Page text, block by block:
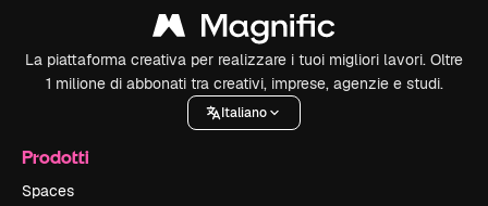
La piattaforma creativa per realizzare i tuoi migliori lavori. Oltre
1 milione di abbonati tra creativi, imprese, agenzie e studi.
Italiano
Prodotti
Spaces